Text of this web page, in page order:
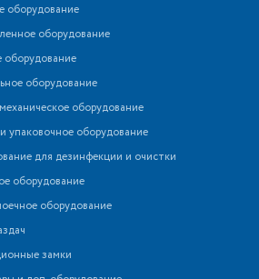
оборудование
оборудование
оборудование
оборудование
оборудование
упаковочное оборудование
для дезинфекции и очистки
оборудование
оборудование
замки